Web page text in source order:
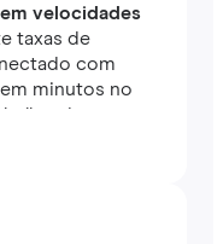
velocidades
taxas de
com
minutos no